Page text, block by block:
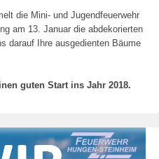
die Mini- und Jugendfeuerwehr
am 13. Januar die abdekorierten
darauf Ihre ausgedienten Bäume
guten Start ins Jahr 2018.